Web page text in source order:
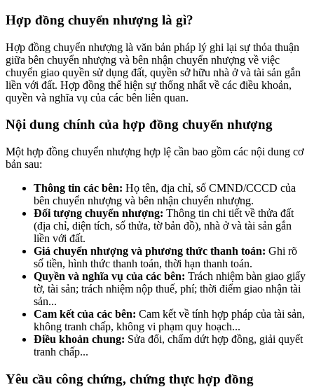
Hợp đồng chuyển nhượng là gì?
Hợp đồng chuyển nhượng là văn bản pháp lý ghi lại sự thỏa thuận
giữa bên chuyển nhượng và bên nhận chuyển nhượng về việc
chuyển giao quyền sử dụng đất, quyền sở hữu nhà ở và tài sản gắn
liền với đất. Hợp đồng thể hiện sự thống nhất về các điều khoản,
quyền và nghĩa vụ của các bên liên quan.
Nội dung chính của hợp đồng chuyển nhượng
Một hợp đồng chuyển nhượng hợp lệ cần bao gồm các nội dung cơ
bản sau:
Thông tin các bên: Họ tên, địa chỉ, số CMND/CCCD của
bên chuyển nhượng và bên nhận chuyển nhượng.
Đối tượng chuyển nhượng: Thông tin chi tiết về thửa đất
(địa chỉ, diện tích, số thửa, tờ bản đồ), nhà ở và tài sản gắn
liền với đất.
Giá chuyển nhượng và phương thức thanh toán: Ghi rõ
số tiền, hình thức thanh toán, thời hạn thanh toán.
Quyền và nghĩa vụ của các bên: Trách nhiệm bàn giao giấy
tờ, tài sản; trách nhiệm nộp thuế, phí; thời điểm giao nhận tài
sản...
Cam kết của các bên: Cam kết về tính hợp pháp của tài sản,
không tranh chấp, không vi phạm quy hoạch...
Điều khoản chung: Sửa đổi, chấm dứt hợp đồng, giải quyết
tranh chấp...
Yêu cầu công chứng, chứng thực hợp đồng